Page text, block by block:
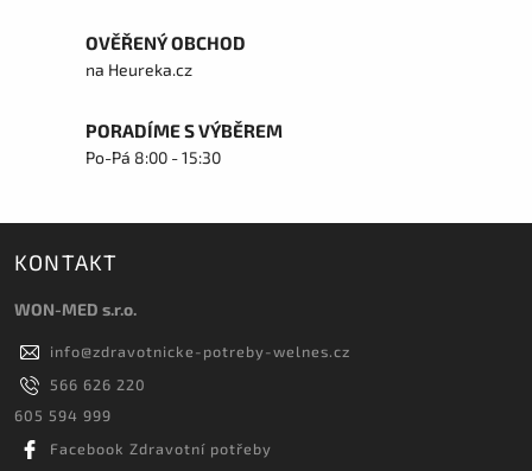
OVĚŘENÝ OBCHOD
na Heureka.cz
PORADÍME S VÝBĚREM
Po-Pá 8:00 - 15:30
KONTAKT
WON-MED s.r.o.
info@zdravotnicke-potreby-welnes.cz
566 626 220
605 594 999
Facebook Zdravotní potřeby